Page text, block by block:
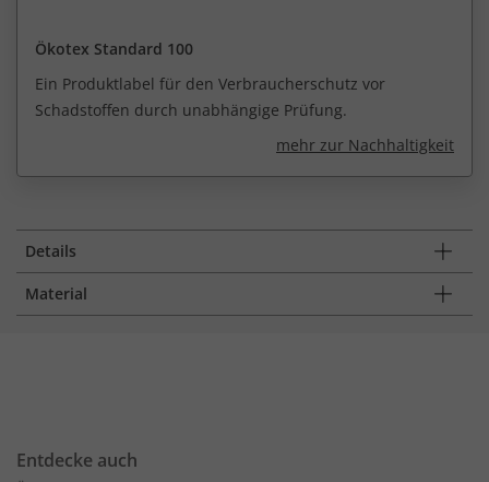
Ökotex Standard 100
Ein Produktlabel für den Verbraucherschutz vor
Schadstoffen durch unabhängige Prüfung.
mehr zur Nachhaltigkeit
Details
Material
Entdecke auch